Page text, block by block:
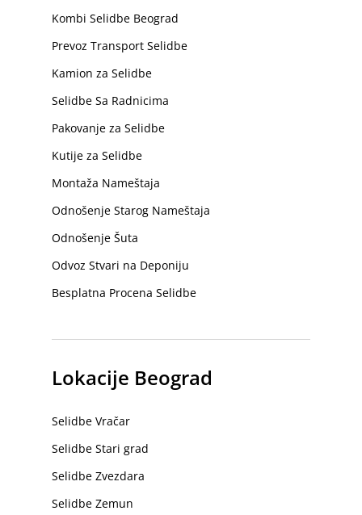
Kombi Selidbe Beograd
Prevoz Transport Selidbe
Kamion za Selidbe
Selidbe Sa Radnicima
Pakovanje za Selidbe
Kutije za Selidbe
Montaža Nameštaja
Odnošenje Starog Nameštaja
Odnošenje Šuta
Odvoz Stvari na Deponiju
Besplatna Procena Selidbe
Lokacije Beograd
Selidbe Vračar
Selidbe Stari grad
Selidbe Zvezdara
Selidbe Zemun